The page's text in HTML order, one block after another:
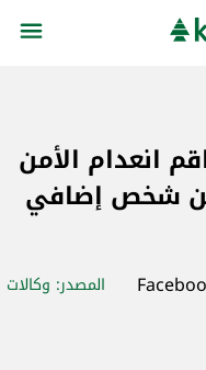
انعدام الأمن
5 ملايين شخص إضافي
المصدر: وكالات